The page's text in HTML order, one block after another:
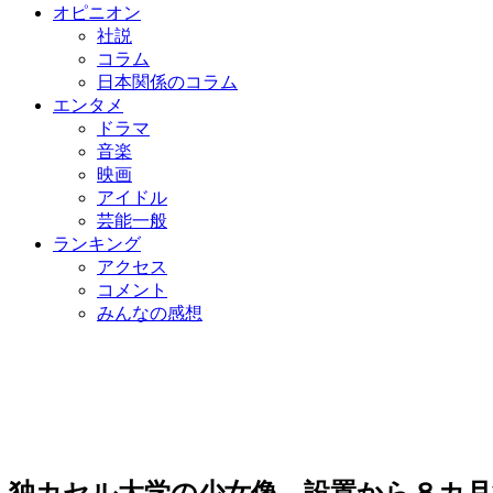
オピニオン
社説
コラム
日本関係のコラム
エンタメ
ドラマ
音楽
映画
アイドル
芸能一般
ランキング
アクセス
コメント
みんなの感想